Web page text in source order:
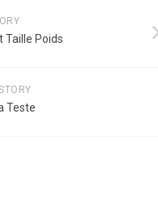
Taille Poids
Teste